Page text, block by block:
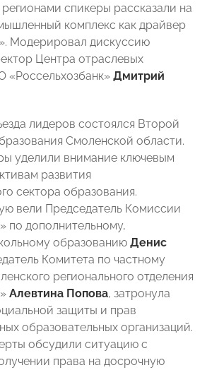
спикеры рассказали на
комплекс как драйвер
Модерировал дискуссию
Центра отраслевых
«Россельхозбанк» Дмитрий
лидеров состоялся Второй
Смоленской области.
уделили внимание ключевым
развития
сектора образования.
вели Председатель Комиссии
дополнительному,
образованию Денис
Комитета по частному
регионального отделения
Алевтина Попова, затронула
защиты и прав
образовательных организаций.
обсудили ситуацию с
права на досрочную